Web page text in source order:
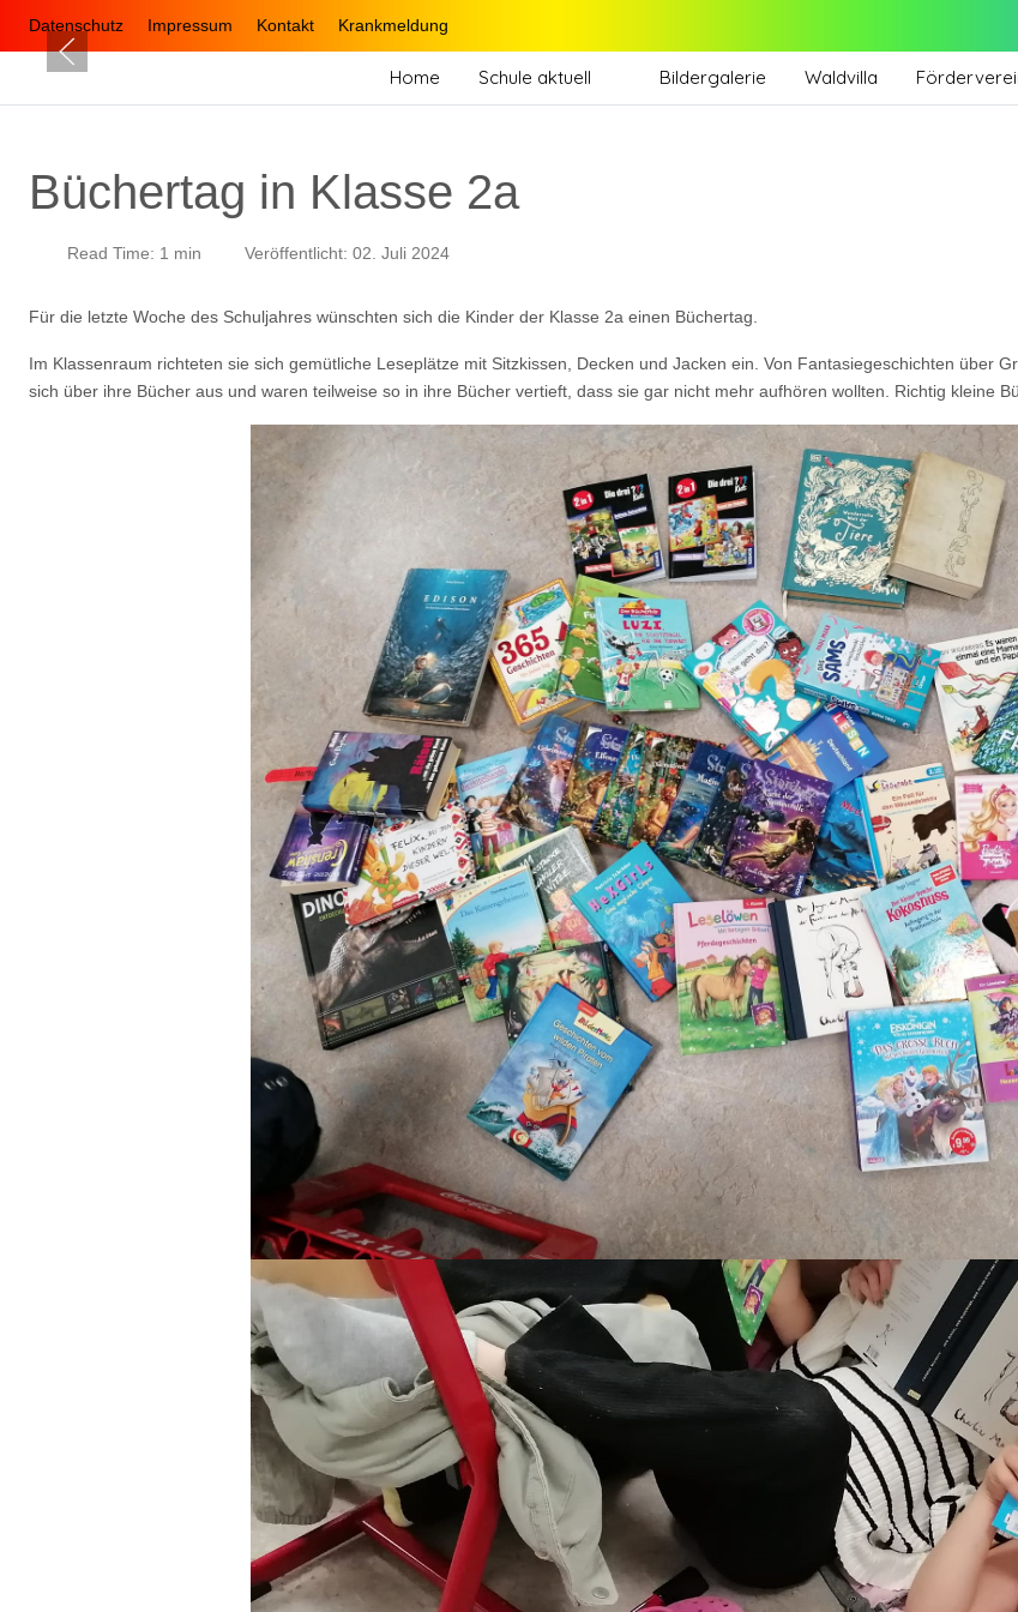
Datenschutz Impressum Kontakt Krankmeldung
Home Schule aktuell Bildergalerie Waldvilla
Büchertag in Klasse 2a
Read Time: 1 min Veröffentlicht: 02. Juli 2024
Für die letzte Woche des Schuljahres wünschten sich die Kinder der Klasse 2a einen Büchertag.
Im Klassenraum richteten sie sich gemütliche Leseplätze mit Sitzkissen, Decken und Jacken ein. Von Fantasiegeschichten über
sich über ihre Bücher aus und waren teilweise so in ihre Bücher vertieft, dass sie gar nicht mehr aufhören wollten. Richtig kleine